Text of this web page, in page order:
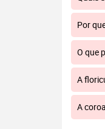
Por
O que
A
A